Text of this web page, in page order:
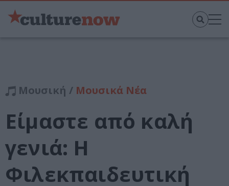
Μουσική / Μουσικά Νέα
Είμαστε από καλή
γενιά: Η
Φιλεκπαιδευτική